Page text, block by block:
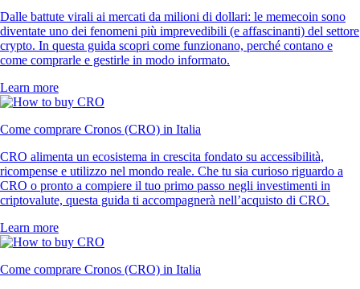
Dalle battute virali ai mercati da milioni di dollari: le memecoin sono
diventate uno dei fenomeni più imprevedibili (e affascinanti) del settore
crypto. In questa guida scopri come funzionano, perché contano e
come comprarle e gestirle in modo informato.
Learn more
Come comprare Cronos (CRO) in Italia
CRO alimenta un ecosistema in crescita fondato su accessibilità,
ricompense e utilizzo nel mondo reale. Che tu sia curioso riguardo a
CRO o pronto a compiere il tuo primo passo negli investimenti in
criptovalute, questa guida ti accompagnerà nell’acquisto di CRO.
Learn more
Come comprare Cronos (CRO) in Italia